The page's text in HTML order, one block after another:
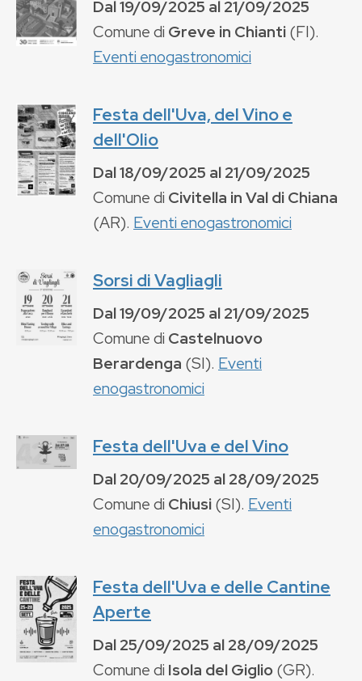
Dal19/09/2025 al21/09/2025
Comune di Greve in Chianti(FI).
Eventi enogastronomici
Festa dell'Uva, del Vino e
dell'Olio
Dal18/09/2025 al21/09/2025
Comune di Civitella in Val di Chiana
(AR). Eventi enogastronomici
Sorsi di Vagliagli
Dal19/09/2025 al21/09/2025
Comune di Castelnuovo
Berardenga (SI). Eventi
enogastronomici
Festa dell'Uva e del Vino
Dal20/09/2025 al28/09/2025
Comune di Chiusi(SI). Eventi
enogastronomici
Festa dell'Uva e delle Cantine
Aperte
Dal25/09/2025 al28/09/2025
Comune di Isola del Giglio(GR).